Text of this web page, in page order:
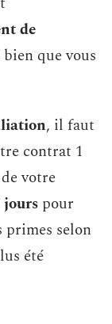
de
que vous
, il faut
contrat 1
votre
pour
primes selon
été